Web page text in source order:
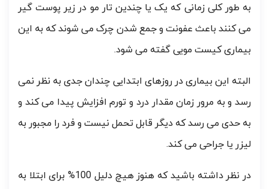
به طور کلی زمانی که یک یا چندین تار مو در زیر پوست گیر
می کنند باعث عفونت و جمع شدن چرک می شوند که به این
بیماری کیست مویی گفته می شود.
البته این بیماری در روزهای ابتدایی چندان جدی به نظر نمی
رسد و به مرور زمان مقدار درد و تورم افزایش پیدا می کند و
به حدی می رسد که دیگر قابل تحمل نیست و فرد را مجبور به
لیزر یا جراحی می کند.
در نظر داشته باشید که هنوز هیچ دلیل 100% برای ابتلا به